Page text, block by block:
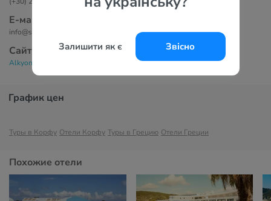
Залишити як є Звісно
Е-маil
info@sidarialkyon.com
Сайт
Alkyon Hotel 3*
График цен
Туры в Корфу Отели Корфу Туры в Грецию Отели Греции
Похожие отели